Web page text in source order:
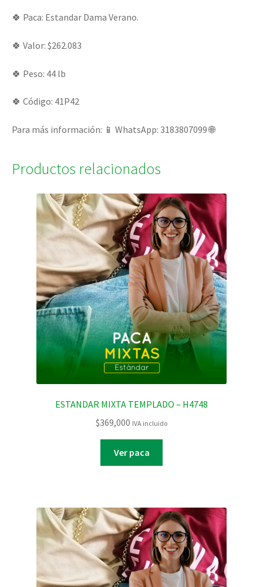
🍀 Paca: Estandar Dama Verano.
🍀 Valor: $262.083
🍀 Peso: 44 lb
🍀 Código: 41P42
Para más información: 📱 WhatsApp: 3183807099 🌐
Productos relacionados
ESTANDAR MIXTA TEMPLADO – H4748
$369,000 IVA incluido
Ver paca